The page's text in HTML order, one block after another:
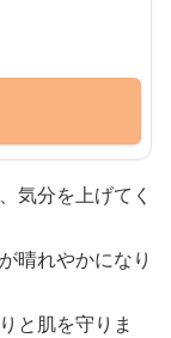
気分を上げてく
晴れやかになり
と肌を守りま